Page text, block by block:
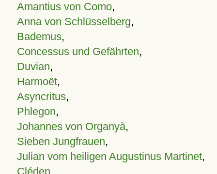
Amantius von Como,
Anna von Schlüsselberg,
Bademus,
Concessus und Gefährten,
Duvian,
Harmoët,
Asyncritus,
Phlegon,
Johannes von Organyà,
Sieben Jungfrauen,
Julian vom heiligen Augustinus Martinet,
Cléden,